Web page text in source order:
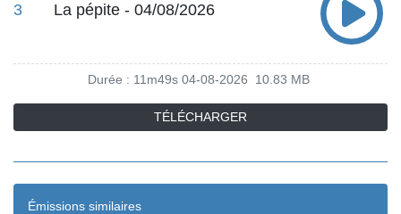
3 La pépite - 04/08/2026
Durée : 11m49s 04-08-2026 10.83 MB
TÉLÉCHARGER
Émissions similaires